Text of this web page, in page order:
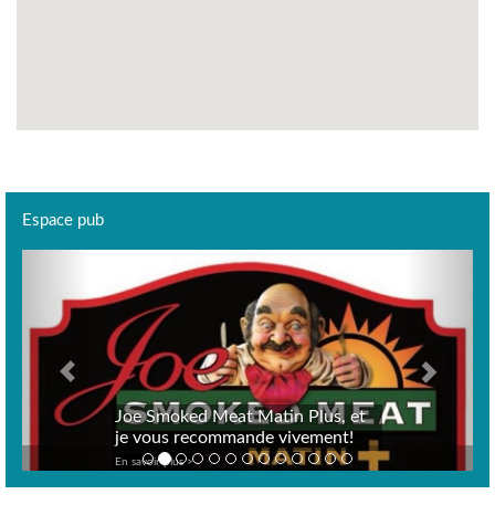
Espace pub
Joe Smoked Meat Matin Plus, et
je vous recommande vivement!
En savoir plus >